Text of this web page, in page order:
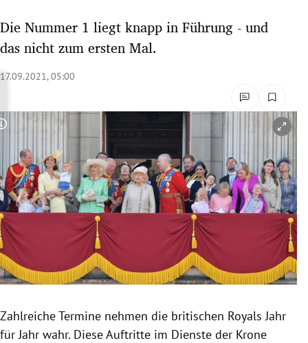
Untermenü
Untermenü
Untermenü
Untermenü
Untermenü
Untermenü
Die Nummer 1 liegt knapp in Führung - und
das nicht zum ersten Mal.
17.09.2021, 05:00
Copyright-Hinweis öffnen/schließen
Zahlreiche Termine nehmen die britischen Royals Jahr
für Jahr wahr. Diese Auftritte im Dienste der Krone